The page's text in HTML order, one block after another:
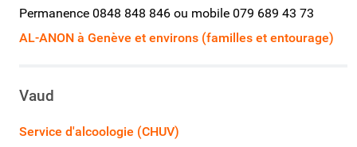
Permanence 0848 848 846 ou mobile 079 689 43 73
AL-ANON à Genève et environs (familles et entourage)
Vaud
Service d'alcoologie (CHUV)